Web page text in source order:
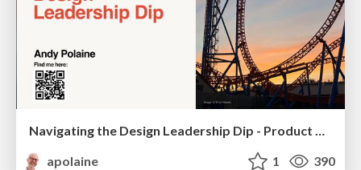
Navigating the Design Leadership Dip - Product Design Week Design Leaders+ Conference 2024
apolaine
1 390